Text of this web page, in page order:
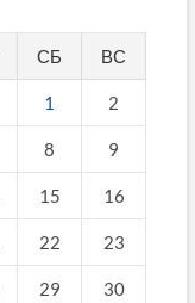
СБ ВС
1 2
8 9
15 16
22 23
29 30